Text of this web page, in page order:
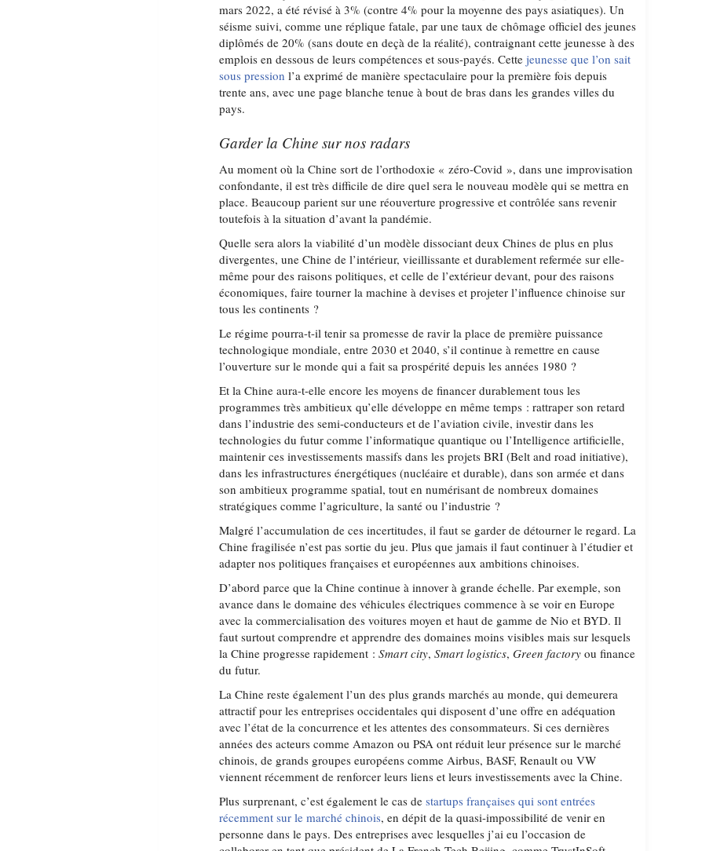
mars 2022, a été révisé à 3% (contre 4% pour la moyenne des pays asiatiques). Un
séisme suivi, comme une réplique fatale, par une taux de chômage officiel des jeunes
diplômés de 20% (sans doute en deçà de la réalité), contraignant cette jeunesse à des
emplois en dessous de leurs compétences et sous-payés. Cettejeunesse que l’on sait
sous pression l’a exprimé de manière spectaculaire pour la première fois depuis
trente ans, avec une page blanche tenue à bout de bras dans les grandes villes du
pays.
Garder la Chine sur nos radars
Au moment où la Chine sort de l’orthodoxie « zéro-Covid », dans une improvisation
confondante, il est très difficile de dire quel sera le nouveau modèle qui se mettra en
place. Beaucoup parient sur une réouverture progressive et contrôlée sans revenir
toutefois à la situation d’avant la pandémie.
Quelle sera alors la viabilité d’un modèle dissociant deux Chines de plus en plus
divergentes, une Chine de l’intérieur, vieillissante et durablement refermée sur elle-
même pour des raisons politiques, et celle de l’extérieur devant, pour des raisons
économiques, faire tourner la machine à devises et projeter l’influence chinoise sur
tous les continents ?
Le régime pourra-t-il tenir sa promesse de ravir la place de première puissance
technologique mondiale, entre 2030 et 2040, s’il continue à remettre en cause
l’ouverture sur le monde qui a fait sa prospérité depuis les années 1980 ?
Et la Chine aura-t-elle encore les moyens de financer durablement tous les
programmes très ambitieux qu’elle développe en même temps : rattraper son retard
dans l’industrie des semi-conducteurs et de l’aviation civile, investir dans les
technologies du futur comme l’informatique quantique ou l’Intelligence artificielle,
maintenir ces investissements massifs dans les projets BRI (Belt and road initiative),
dans les infrastructures énergétiques (nucléaire et durable), dans son armée et dans
son ambitieux programme spatial, tout en numérisant de nombreux domaines
stratégiques comme l’agriculture, la santé ou l’industrie ?
Malgré l’accumulation de ces incertitudes, il faut se garder de détourner le regard. La
Chine fragilisée n’est pas sortie du jeu. Plus que jamais il faut continuer à l’étudier et
adapter nos politiques françaises et européennes aux ambitions chinoises.
D’abord parce que la Chine continue à innover à grande échelle. Par exemple, son
avance dans le domaine des véhicules électriques commence à se voir en Europe
avec la commercialisation des voitures moyen et haut de gamme de Nio et BYD. Il
faut surtout comprendre et apprendre des domaines moins visibles mais sur lesquels
la Chine progresse rapidement :Smart city,Smart logistics,Green factory ou finance
du futur.
La Chine reste également l’un des plus grands marchés au monde, qui demeurera
attractif pour les entreprises occidentales qui disposent d’une offre en adéquation
avec l’état de la concurrence et les attentes des consommateurs. Si ces dernières
années des acteurs comme Amazon ou PSA ont réduit leur présence sur le marché
chinois, de grands groupes européens comme Airbus, BASF, Renault ou VW
viennent récemment de renforcer leurs liens et leurs investissements avec la Chine.
Plus surprenant, c’est également le cas destartups françaises qui sont entrées
récemment sur le marché chinois, en dépit de la quasi-impossibilité de venir en
personne dans le pays. Des entreprises avec lesquelles j’ai eu l’occasion de